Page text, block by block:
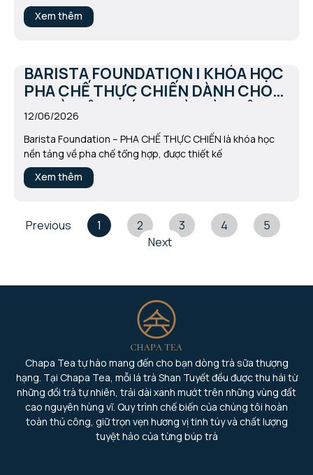
Xem thêm
BARISTA FOUNDATION | KHÓA HỌC
PHA CHẾ THỰC CHIẾN DÀNH CHO
NGƯỜI YÊU THÍCH TRÀ, CÀ PHÊ &
CHỦ QUÁN NƯỚC
12/06/2026
Barista Foundation – PHA CHẾ THỰC CHIẾN là khóa học
nền tảng về pha chế tổng hợp, được thiết kế
Xem thêm
Previous 1 2 3 4
5
Next
Chapa Tea tự hào mang đến cho bạn dòng trà sữa thượng
hạng. Tại Chapa Tea, mỗi lá trà Shan Tuyết đều được thu hái từ
những đồi trà tự nhiên, trải dài xanh mướt trên những vùng đất
cao nguyên hùng vĩ. Quy trình chế biến của chúng tôi hoàn
toàn thủ công, giữ trọn vẹn hương vị tinh túy và chất lượng
tuyệt hảo của từng búp trà